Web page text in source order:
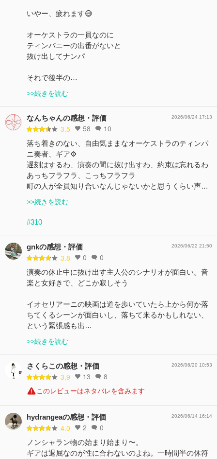
いやー、疲れます😅
オーケストラの一員なのに
ティンパニーの出番がないと
抜け出してナンパ
それで後半の…
>>続きを読む
なんちゃんの感想・評価
3.5 58 10
2026/06/24 17:13
落ち着きのない、自由気ままなオーケストラのティンパ
ニ奏者、ギア⚙️
遅刻はするわ、演奏の間に抜け出すわ、約束は忘れるわ
あっちフラフラ、こっちフラフラ
町の人が全員知り合いなんじゃないかと思うくらい声…
>>続きを読む
#310
gnkの感想・評価
3.8 0 0
2026/06/22 21:50
演奏の休止中に抜け出す主人公のシナリオが面白い。音
楽と女好きで、どこか寂しそう
イオセリアーニの映画は道を歩いていたら上から何か落
ちてくるシーンが面白いし、落ちて来るかもしれない、
という緊張感も出…
>>続きを読む
さくらこの感想・評価
3.9 13 8
2026/06/20 10:53
このレビューはネタバレを含みます
hydrangeaの感想・評価
4.0 2 0
2026/06/14 16:14
ノンシャラン物の始まり始まり〜。
ギアは退屈なのが性に合わないのよね。一時間半の休符